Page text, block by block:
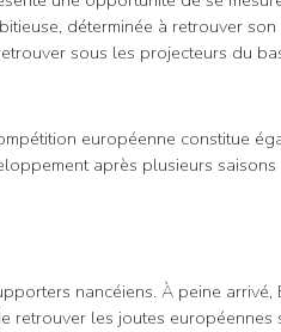
déterminée à retrouver
sous les projecteurs du
européenne constitue
après plusieurs
nancéiens. À peine
retrouver les joutes européennes